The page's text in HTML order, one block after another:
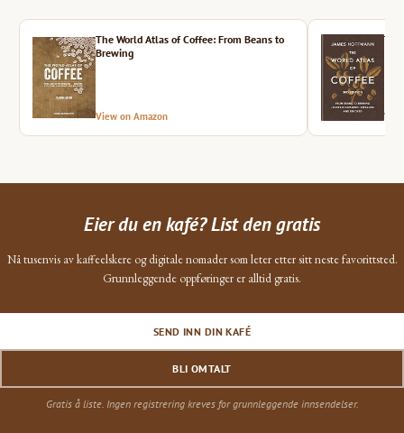
The World Atlas of Coffee: From Beans to
Brewing
View on Amazon
Eier du en kafé? List den gratis
Nå tusenvis av kaffeelskere og digitale nomader som leter etter sitt neste favorittsted.
Grunnleggende oppføringer er alltid gratis.
SEND INN DIN KAFÉ
BLI OMTALT
Gratis å liste. Ingen registrering kreves for grunnleggende innsendelser.